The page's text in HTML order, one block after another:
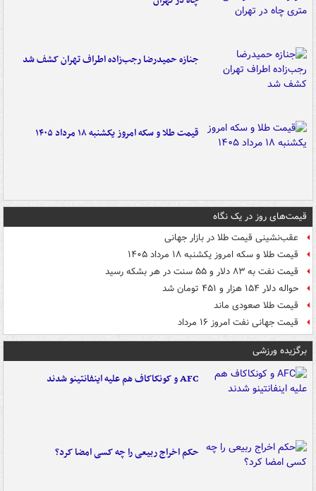
جنازه حمیدرضا رجب‌زاده اطراف تهران کشف شد
قیمت طلا و سکه امروز یکشنبه ۱۸ مرداد ۱۴۰۵
قیمت‌های روز در یک نگاه
عقب‌نشینی قیمت طلا در بازار جهانی
قیمت طلا و سکه امروز یکشنبه ۱۸ مرداد ۱۴۰۵
قیمت نفت به ۸۳ دلار و ۵۵ سنت در هر بشکه رسید
حواله دلار ۱۵۴ هزار و ۴۵۱ تومان شد
قیمت طلا صعودی ماند
قیمت جهانی نفت امروز ۱۶ مرداد
برگزیده ورزشی
AFC و کونکاکاف هم علیه اینفانتینو شدند
حکم اخراج ربیعی را چه کسی امضا کرد؟